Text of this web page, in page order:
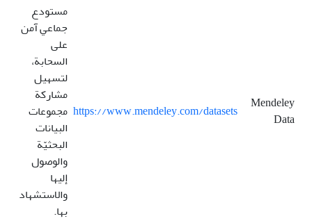
Mendeley
Data
https://www.mendeley.com/datasets
مستودع
جماعي آمن
على
السحابة،
لتسهيل
مشاركة
مجموعات
البيانات
البحثيّة
والوصول
إليها
والاستشهاد
بها.